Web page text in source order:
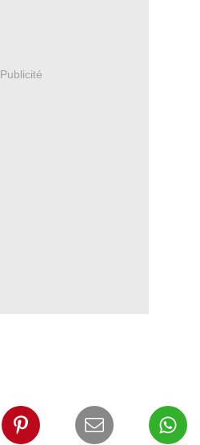
Publicité